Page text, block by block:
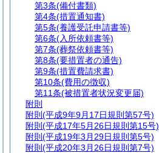
第3条(備付書類)
第4条(措置通知書)
第5条(養護受託申請書等)
第6条(入所依頼書等)
第7条(葬祭依頼書等)
第8条(要措置者の通告)
第9条(措置費請求書)
第10条(費用の徴収)
第11条(被措置者状況変更届)
附則
附則 (平成9年9月17日規則第57号)
附則 (平成17年5月26日規則第15号)
附則 (平成19年3月29日規則第5号)
附則 (平成20年3月26日規則第7号)